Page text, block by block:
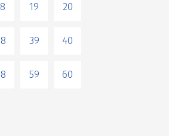
19 20
39 40
59 60